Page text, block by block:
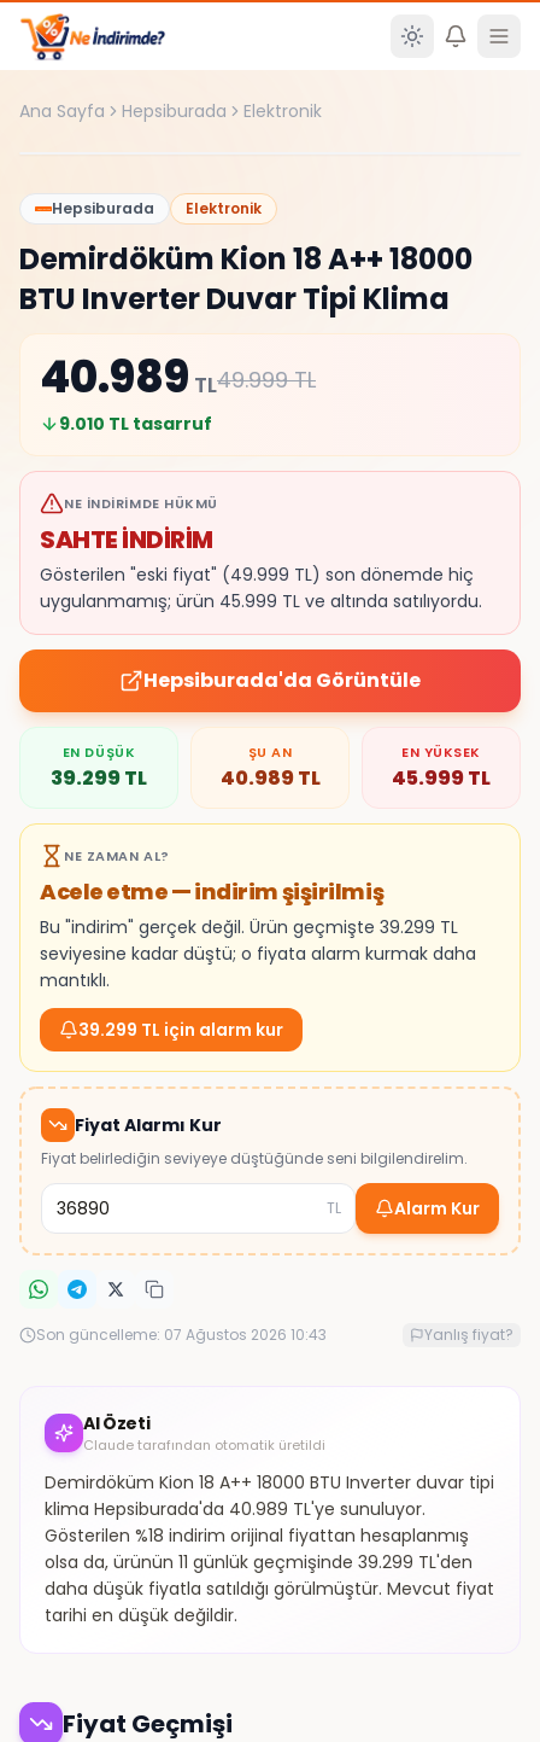
Ana içeriğe atla
Ana Sayfa Hepsiburada Elektronik
%18
Hepsiburada
Elektronik
Demirdöküm Kion 18 A++ 18000
BTU Inverter Duvar Tipi Klima
40.989 TL49.999TL
9.010 TL tasarruf
NE İNDIRIMDE HÜKMÜ
SAHTE İNDİRİM
Gösterilen "eski fiyat" (49.999 TL) son dönemde hiç
uygulanmamış; ürün 45.999 TL ve altında satılıyordu.
Hepsiburada'da Görüntüle
EN DÜŞÜK
39.299TL
ŞU AN
40.989TL
EN YÜKSEK
45.999TL
NE ZAMAN AL?
Acele etme — indirim şişirilmiş
Bu "indirim" gerçek değil. Ürün geçmişte 39.299 TL
seviyesine kadar düştü; o fiyata alarm kurmak daha
mantıklı.
39.299 TL için alarm kur
Fiyat Alarmı Kur
Fiyat belirlediğin seviyeye düştüğünde seni bilgilendirelim.
TL Alarm Kur
Son güncelleme: 07 Ağustos 2026 10:43 Yanlış fiyat?
AI Özeti
Claude tarafından otomatik üretildi
Demirdöküm Kion 18 A++ 18000 BTU Inverter duvar tipi
klima Hepsiburada'da 40.989 TL'ye sunuluyor.
Gösterilen %18 indirim orijinal fiyattan hesaplanmış
olsa da, ürünün 11 günlük geçmişinde 39.299 TL'den
daha düşük fiyatla satıldığı görülmüştür. Mevcut fiyat
tarihi en düşük değildir.
Fiyat Geçmişi